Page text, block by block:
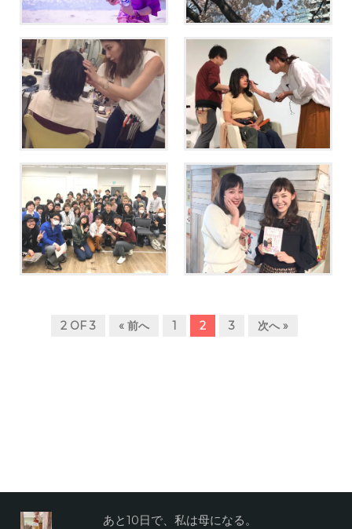
4月から美容師になる若人に
伝えたいこと。
自分の価値について考え
る。
【暇ならば、埋めてみせよ
う予約表】GAMOつくばで
SNS集客セミナーをしまし
た！
今日はエロくないさとみの
エモい話。
2 OF 3 « 前へ 1 2 3 次へ »
あと10日で、私は母になる。